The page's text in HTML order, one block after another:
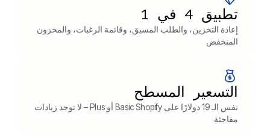
تطبيق 4 في 1
إعادة التخزين، والطلب المسبق، وقائمة الرغبات، والمخزون
المنخفض
التسعير المسطح
نفس الـ 19 دولارًا على Basic Shopify أو Plus – لا توجد زيادات
مفاجئة